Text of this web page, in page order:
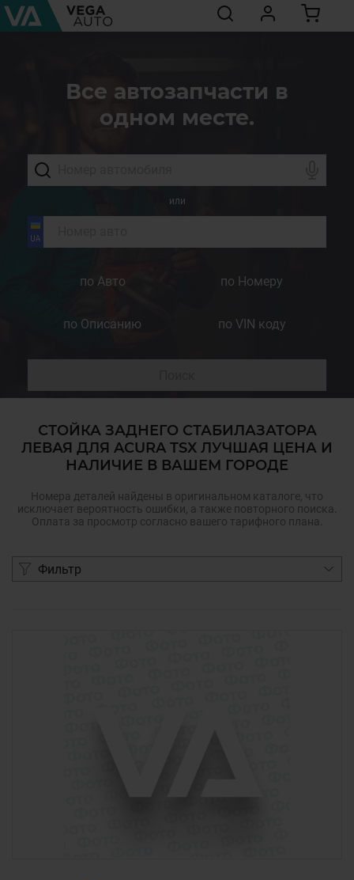
Все автозапчасти в
одном месте.
или
по Авто по Номеру
по Описанию по VIN коду
СТОЙКА ЗАДНЕГО СТАБИЛАЗАТОРА
ЛЕВАЯ ДЛЯ ACURA TSX ЛУЧШАЯ ЦЕНА И
НАЛИЧИЕ В ВАШЕМ ГОРОДЕ
Номера деталей найдены в оригинальном каталоге, что
исключает вероятность ошибки, а также повторного поиска.
Оплата за просмотр согласно вашего тарифного плана.
Фильтр